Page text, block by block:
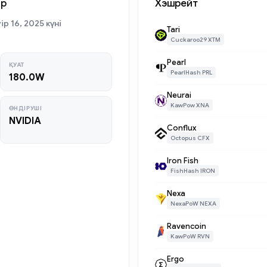
16, 2025 күні
ҚУАТ
180.0W
ӨНДІРУШІ
NVIDIA
Хэшрейт
Tari
Cuckaroo29 XTM
Pearl
PearlHash PRL
Neurai
KawPow XNA
Conflux
Octopus CFX
Iron Fish
FishHash IRON
Nexa
NexaPoW NEXA
Ravencoin
KawPoW RVN
Ergo